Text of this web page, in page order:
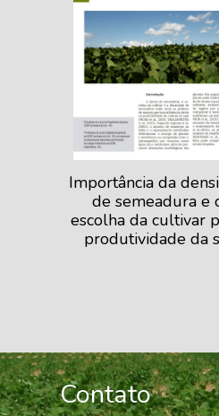
Importância da
de semeadura e
escolha da cultivar
produtividade da
Contato